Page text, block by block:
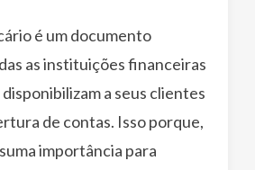
é um documento
as instituições financeiras
a seus clientes
de contas. Isso porque,
importância para